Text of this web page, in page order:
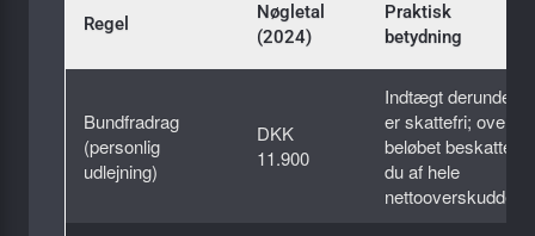
Regel
Nøgletal
(2024)
Praktisk
betydning
Bundfradrag
(personlig
udlejning)
DKK
11.900
Indtægt derunder
er skattefri; over
beløbet beskattes
du af hele
nettooverskuddet.